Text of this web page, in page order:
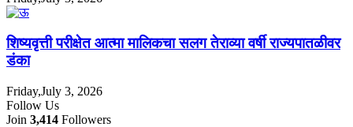
शिष्यवृत्ती परीक्षेत आत्मा मालिकचा सलग तेराव्या वर्षी राज्यपातळीवर
डंका
Friday,July 3, 2026
Follow Us
Join 3,414 Followers